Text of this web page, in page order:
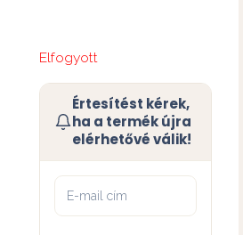
Elfogyott
Értesítést kérek,
ha a termék újra
elérhetővé válik!